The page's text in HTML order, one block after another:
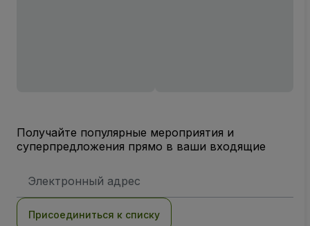
Получайте популярные мероприятия и
суперпредложения прямо в ваши входящие
электронной
Присоединиться к списку